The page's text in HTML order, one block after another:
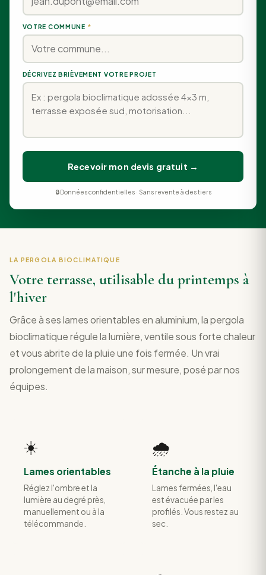
VOTRE COMMUNE *
DÉCRIVEZ BRIÈVEMENT VOTRE PROJET
Recevoir mon devis gratuit →
🔒 Données confidentielles · Sans revente à des tiers
LA PERGOLA BIOCLIMATIQUE
Votre terrasse, utilisable du printemps à
l'hiver
Grâce à ses lames orientables en aluminium, la pergola
bioclimatique régule la lumière, ventile sous forte chaleur
et vous abrite de la pluie une fois fermée. Un vrai
prolongement de la maison, sur mesure, posé par nos
équipes.
☀️
Lames orientables
Réglez l'ombre et la
lumière au degré près,
manuellement ou à la
télécommande.
🌧️
Étanche à la pluie
Lames fermées, l'eau
est évacuée par les
profilés. Vous restez au
sec.